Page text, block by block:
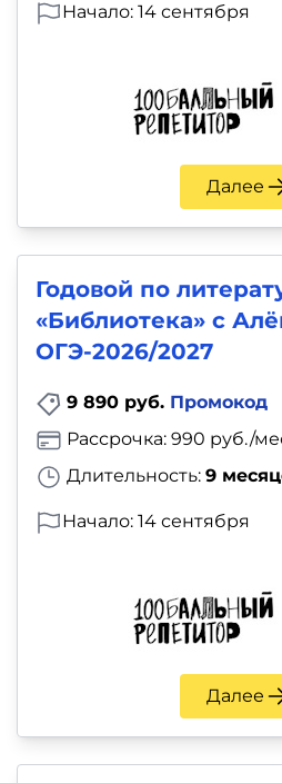
Начало: 14 сентября
Далее
Годовой по
«Библиотека» с
ОГЭ-2026/2027
9 890 руб. Промокод
Длительность: 9
Рассрочка: 990 руб./
Начало: 14 сентября
Далее